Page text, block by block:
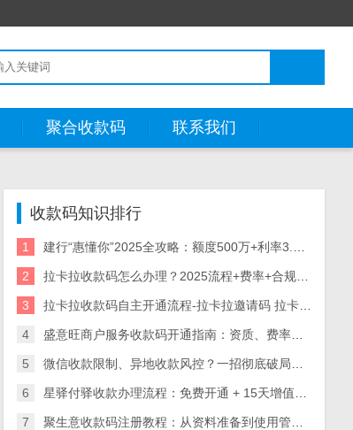
聚合收款码 联系我们
收款码知识排行
1 建行“惠懂你”2025全攻略：额度500万+利率3.05%起，申请/提额/代码破解一文通
2 拉卡拉收款码怎么办理？2025流程+费率+合规技巧
3 拉卡拉收款码自主开通流程-拉卡拉邀请码 拉卡拉收款码怎么开通，拉卡拉商家吗 拉卡拉个人码开通
4 盛意旺商户服务收款码开通指南：资质、费率、场景全解析（附审核流程）
5 微信收款限制、异地收款风控？一招彻底破局（无套路干货）
6 星驿付驿收款办理流程：免费开通 + 15天增值服务试用，全行业收款解决方案
7 聚生意收款码注册教程：从资料准备到使用管理一步到位，聚生意收款码办理流程